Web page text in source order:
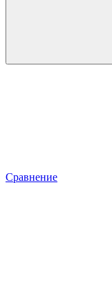
Сравнение